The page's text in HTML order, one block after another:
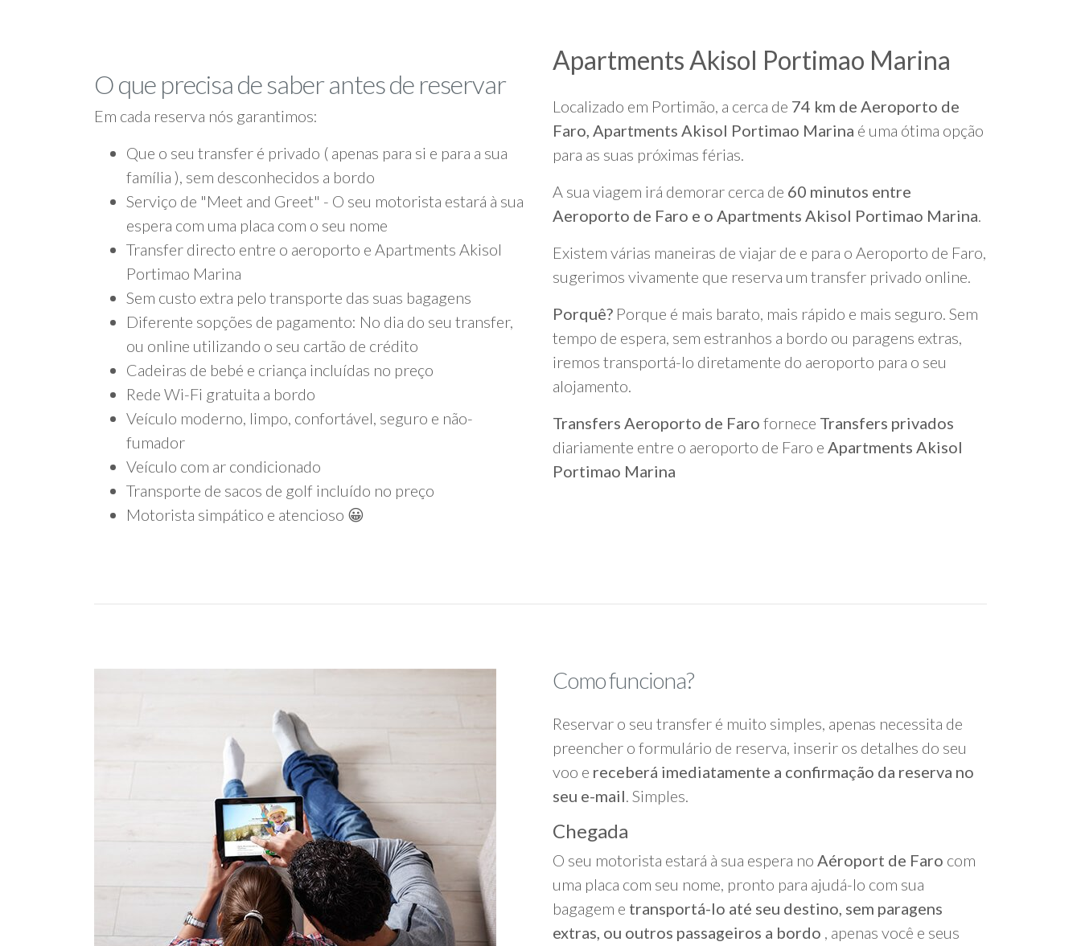
O que precisa de saber antes de reservar
Em cada reserva nós garantimos:
Que o seu transfer é privado ( apenas para si e para a sua
família ), sem desconhecidos a bordo
Serviço de "Meet and Greet" - O seu motorista estará à sua
espera com uma placa com o seu nome
Transfer directo entre o aeroporto e Apartments Akisol
Portimao Marina
Sem custo extra pelo transporte das suas bagagens
Diferente sopções de pagamento: No dia do seu transfer,
ou online utilizando o seu cartão de crédito
Cadeiras de bebé e criança incluídas no preço
Rede Wi-Fi gratuita a bordo
Veículo moderno, limpo, confortável, seguro e não-
fumador
Veículo com ar condicionado
Transporte de sacos de golf incluído no preço
Motorista simpático e atencioso 😀
Apartments Akisol Portimao Marina
Localizado em Portimão, a cerca de 74 km de Aeroporto de
Faro, Apartments Akisol Portimao Marina é uma ótima opção
para as suas próximas férias.
A sua viagem irá demorar cerca de 60 minutos entre
Aeroporto de Faro e o Apartments Akisol Portimao Marina.
Existem várias maneiras de viajar de e para o Aeroporto de Faro,
sugerimos vivamente que reserva um transfer privado online.
Porquê? Porque é mais barato, mais rápido e mais seguro. Sem
tempo de espera, sem estranhos a bordo ou paragens extras,
iremos transportá-lo diretamente do aeroporto para o seu
alojamento.
Transfers Aeroporto de Faro fornece Transfers privados
diariamente entre o aeroporto de Faro e Apartments Akisol
Portimao Marina
Como funciona?
Reservar o seu transfer é muito simples, apenas necessita de
preencher o formulário de reserva, inserir os detalhes do seu
voo e receberá imediatamente a confirmação da reserva no
seu e-mail. Simples.
Chegada
O seu motorista estará à sua espera no Aéroport de Faro com
uma placa com seu nome, pronto para ajudá-lo com sua
bagagem e transportá-lo até seu destino, sem paragens
extras, ou outros passageiros a bordo , apenas você e seus